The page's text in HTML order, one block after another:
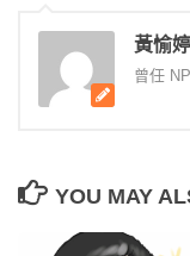
黃愉婷
曾任
YOU MAY